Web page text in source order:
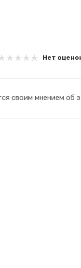
Нет
своим мнением об